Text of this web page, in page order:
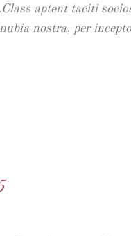
aptent taciti
nostra, per